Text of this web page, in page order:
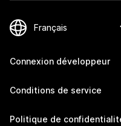
Connexion développeur
Conditions de service
Politique de